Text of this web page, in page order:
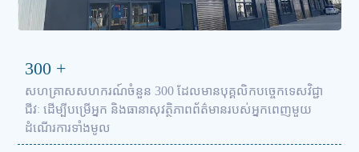
300 +
សហគ្រាសសហករណ៍ចំនួន 300 ដែលមានបុគ្គលិកបច្ចេកទេសវិជ្ជា
ជីវៈ ដើម្បីបម្រើអ្នក និងធានាសុវត្ថិភាពព័ត៌មានរបស់អ្នកពេញមួយ
ដំណើរការទាំងមូល